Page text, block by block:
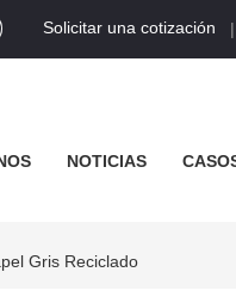
Solicitar una cotización |
NOTICIAS
Gris Reciclado